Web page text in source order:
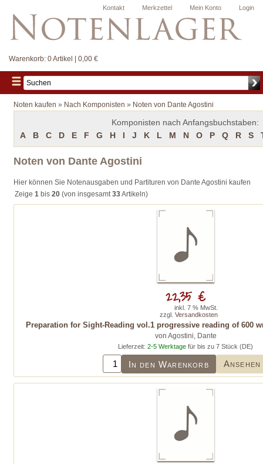
Login
Mein Konto
Merkzettel
Kontakt
Warenkorb: 0 Artikel | 0,00 €
Noten kaufen » Nach Komponisten » Noten von Dante Agostini
Komponisten nach Anfangsbuchstaben:
A
B C D E F G H I J K L M N O P Q R S
Noten von Dante Agostini
Hier können Sie Notenausgaben und Partituren von Dante Agostini kaufen
Zeige 1 bis 20 (von insgesamt33Artikeln)
Preparation for Sight-Reading vol.1 progressive reading of 600
von Agostini, Dante
Lieferzeit: 2-5 Werktage für bis zu 7 Stück (DE)
In den Warenkorb Ansehen
22,35 €
inkl. 7 % MwSt.
zzgl. Versandkosten